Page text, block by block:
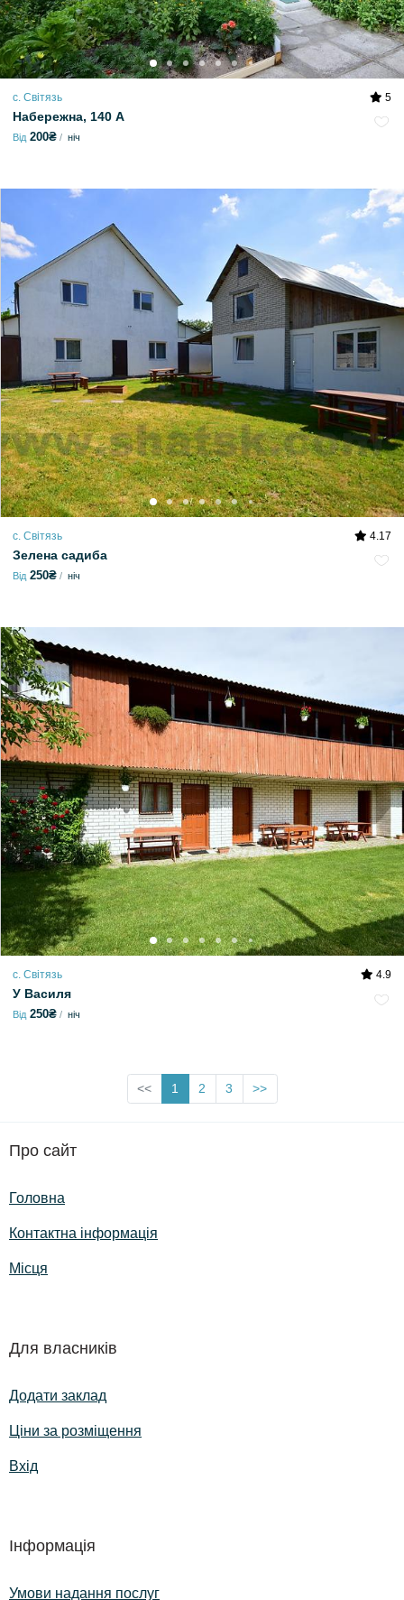
с. Світязь 5
Набережна, 140 А
Від 200₴ ніч
с. Світязь 4.17
Зелена садиба
Від 250₴ ніч
с. Світязь 4.9
У Василя
Від 250₴ ніч
<< 1 2 3 >>
Про сайт
Головна
Контактна інформація
Місця
Для власників
Додати заклад
Ціни за розміщення
Вхід
Інформація
Умови надання послуг